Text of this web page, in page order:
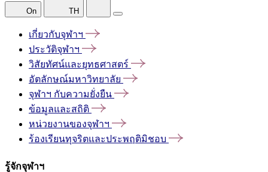
On TH
เกี่ยวกับจุฬาฯ
ประวัติจุฬาฯ
วิสัยทัศน์และยุทธศาสตร์
อัตลักษณ์มหาวิทยาลัย
จุฬาฯ กับความยั่งยืน
ข้อมูลและสถิติ
หน่วยงานของจุฬาฯ
ร้องเรียนทุจริตและประพฤติมิชอบ
รู้จักจุฬาฯ